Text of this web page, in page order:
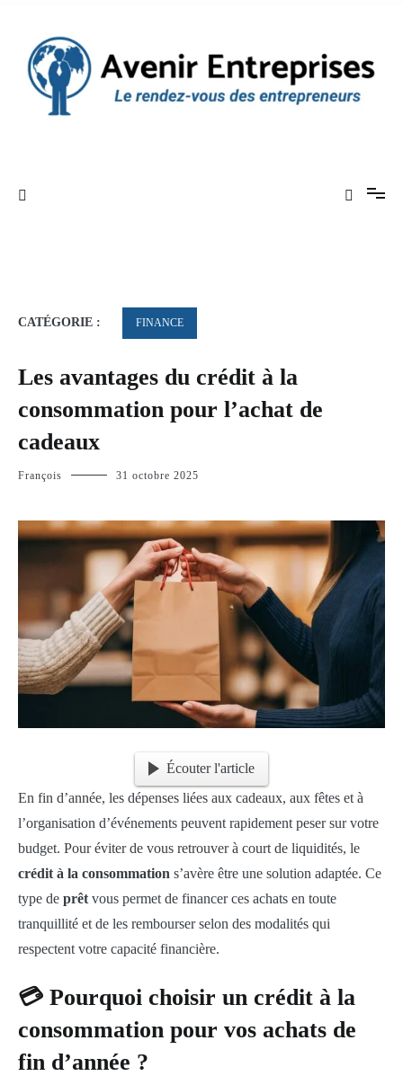
contenu
CATÉGORIE : FINANCE
Les avantages du crédit à la
consommation pour l’achat de
cadeaux
François 31 octobre 2025
Écouter l'article
En fin d’année, les dépenses liées aux cadeaux, aux fêtes et à
l’organisation d’événements peuvent rapidement peser sur votre
budget. Pour éviter de vous retrouver à court de liquidités, le
crédit à la consommation s’avère être une solution adaptée. Ce
type de prêt vous permet de financer ces achats en toute
tranquillité et de les rembourser selon des modalités qui
respectent votre capacité financière.
💳 Pourquoi choisir un crédit à la
consommation pour vos achats de
fin d’année ?